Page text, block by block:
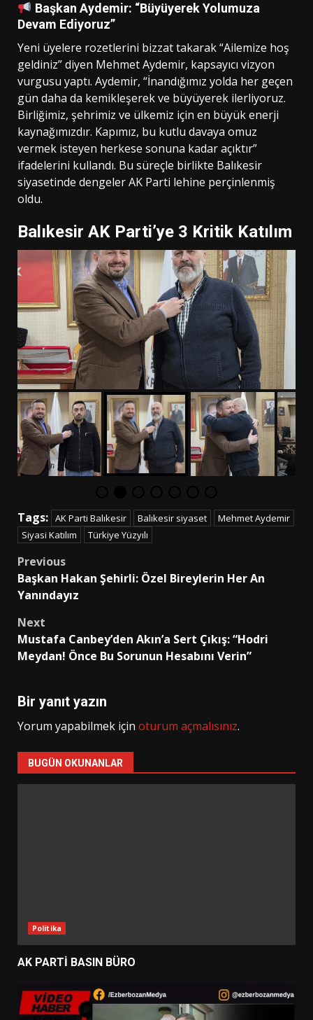
Başkan Aydemir: “Büyüyerek Yolumuza
Devam Ediyoruz”
Yeni üyelere rozetlerini bizzat takarak “Ailemize hoş
geldiniz” diyen Mehmet Aydemir, kapsayıcı vizyon
vurgusu yaptı. Aydemir, “İnandığımız yolda her geçen
gün daha da kemikleşerek ve büyüyerek ilerliyoruz.
Birliğimiz, şehrimiz ve ülkemiz için en büyük enerji
kaynağımızdır. Kapımız, bu kutlu davaya omuz
vermek isteyen herkese sonuna kadar açıktır”
ifadelerini kullandı. Bu süreçle birlikte Balıkesir
siyasetinde dengeler AK Parti lehine perçinlenmiş
oldu.
Balıkesir AK Parti’ye 3 Kritik Katılım
Tags: AK Parti Balıkesir Balıkesir siyaset
Mehmet Aydemir
Siyasi Katılım
Türkiye Yüzyılı
Post
navigation
Previous
Başkan Hakan Şehirli: Özel Bireylerin Her An
Yanındayız
Next
Mustafa Canbey’den Akın’a Sert Çıkış: “Hodri
Meydan! Önce Bu Sorunun Hesabını Verin”
Bir yanıt yazın
Yorum yapabilmek için oturum açmalısınız.
BUGÜN OKUNANLAR
Politika
AK PARTİ BASIN BÜRO